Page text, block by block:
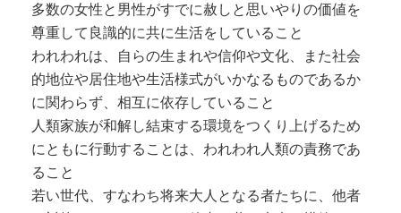
多数の女性と男性がすでに赦しと思いやりの価値を
尊重して良識的に共に生活をしていること
われわれは、自らの生まれや信仰や文化、また社会
的地位や居住地や生活様式がいかなるものであるか
に関わらず、相互に依存していること
人類家族が和解し結束する環境をつくり上げるため
にともに行動することは、われわれ人類の責務であ
ること
若い世代、すなわち将来大人となる者たちに、他者